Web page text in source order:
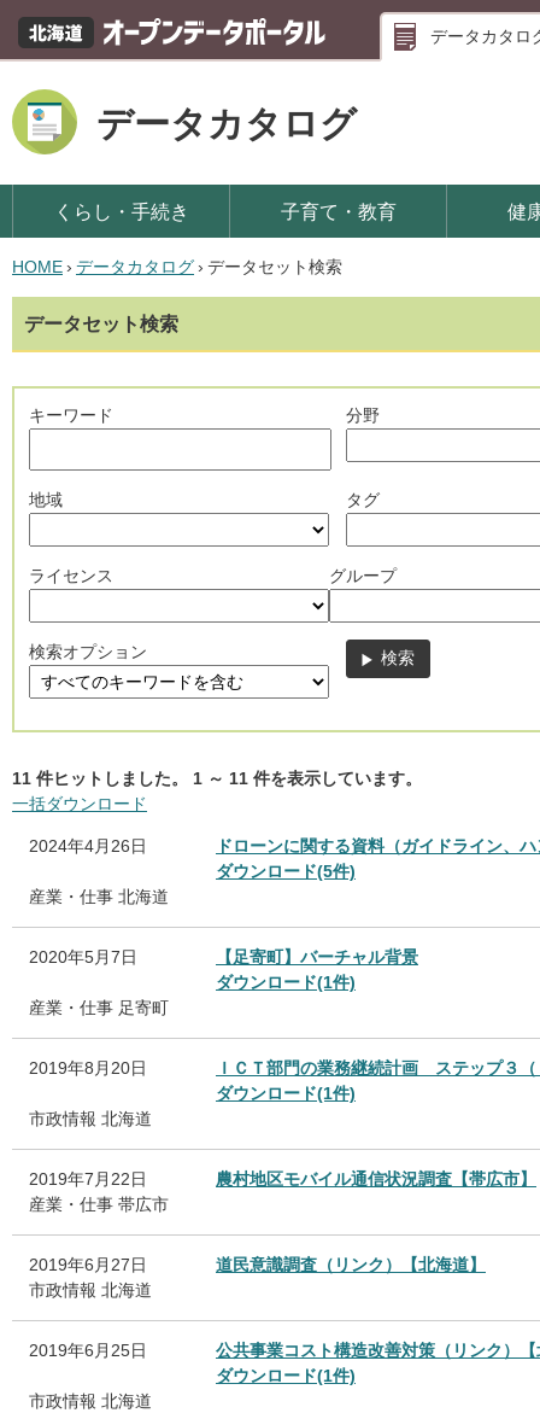
データカタロ
データカタログ
くらし・手続き 子育て・教育 健
HOME› データカタログ› データセット検索
データセット検索
キーワード 分野
地域 タグ
ライセンス グループ
検索オプション
11 件ヒットしました。 1 ～ 11 件を表示しています。
一括ダウンロード
2024年4月26日
ドローンに関する資料（ガイドライン、
ダウンロード(5件)
産業・仕事 北海道
2020年5月7日
【足寄町】バーチャル背景
ダウンロード(1件)
産業・仕事 足寄町
2019年8月20日
ＩＣＴ部門の業務継続計画 ステップ３
ダウンロード(1件)
市政情報 北海道
2019年7月22日
農村地区モバイル通信状況調査【帯広市】
産業・仕事 帯広市
2019年6月27日
道民意識調査（リンク）【北海道】
市政情報 北海道
2019年6月25日
公共事業コスト構造改善対策（リンク）
ダウンロード(1件)
市政情報 北海道